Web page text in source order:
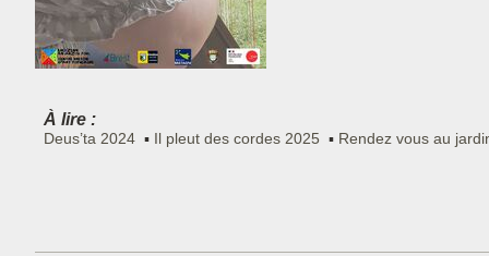
À lire :
Deus’ta 2024 Il pleut des cordes 2025 Rendez vous au